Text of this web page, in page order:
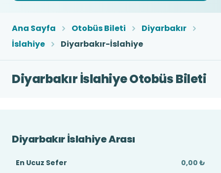
Ana Sayfa Otobüs Bileti
Diyarbakır
İslahiye
Diyarbakır-İslahiye
Diyarbakır İslahiye Otobüs Bileti
Diyarbakır İslahiye Arası
En Ucuz Sefer
0,00 ₺